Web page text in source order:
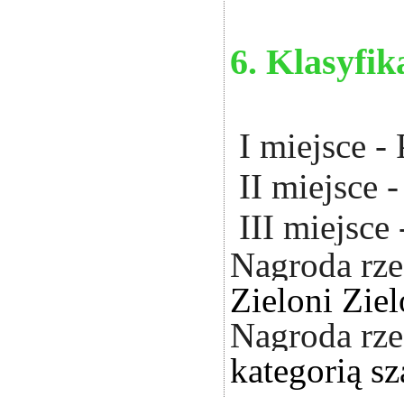
6.
I miejsce -
II miejsce
III miejsce
Nagroda
Zieloni
Nagroda
kategorią